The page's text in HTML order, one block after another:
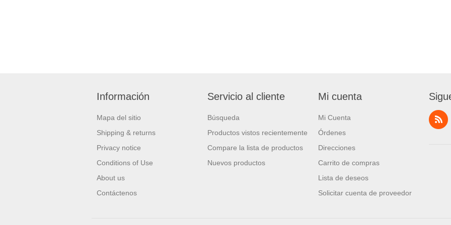
Información
Mapa del sitio
Shipping & returns
Privacy notice
Conditions of Use
About us
Contáctenos
Servicio al cliente
Búsqueda
Productos vistos recientemente
Compare la lista de productos
Nuevos productos
Mi cuenta
Mi Cuenta
Órdenes
Direcciones
Carrito de compras
Lista de deseos
Solicitar cuenta de proveedor